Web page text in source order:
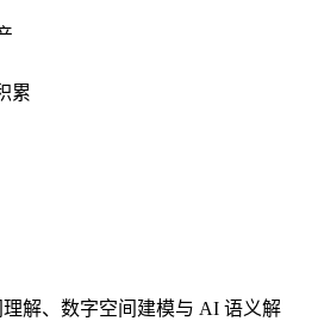
累
解、数字空间建模与 AI 语义解